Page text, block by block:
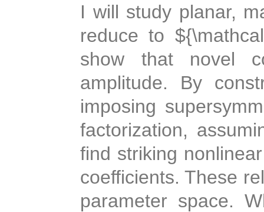
I will study planar,
reduce to
show that novel
amplitude. By
imposing
factorization,
find striking
coefficients. These
parameter space.